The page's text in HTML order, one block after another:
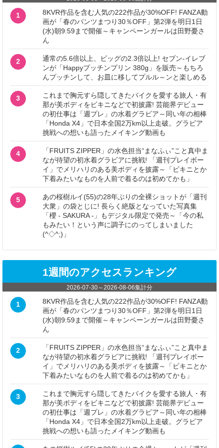
1
8KVR作品を含む人気の222作品が30%OFF! FANZA動
画が「春のパンツまつり30％OFF」第2弾を明日1日
(水)朝9:59まで開催～キャンペーンガールは田野憂さ
ん
2
通常の5.6倍以上、ビッグの2.3倍以上! セブン‐イレブ
ンが「Happyプッチンプリン 380g」を販売～もちろ
んプッチンして、お皿に移してプルル～ンと楽しめる
3
これまで胸元すら隠してきたバイクを愛する旅人・有
那が美ボディをビキニなどで初披露! 芸能界デビュー
の初仕事は「週プレ」の水着グラビア～同い年の相棒
「Honda X4」で日本全国2万km以上走破。グラビア
挑戦への想いも語ったメイキング動画も
4
「FRUITS ZIPPER」の水色担当“まなふぃ”こと真中ま
なが待望の初水着グラビアに挑戦! 「週刊プレイボー
イ」でメリハリのある美ボディを披露～「ビキニとか
下着みたいなものを人前で着るのは初めてかも」
5
あの桜樹ルイ(55)の28年ぶりの全裸ショットが「週刊
大衆」の袋とじに! 長らく絶版となっていた写真集
「櫻 - SAKURA -」もデジタル限定で発売～「今の私
もみたい！という声に調子にのってしまいました
(^◇^;)」
1週間のアクセスランキング
2026-07-30～ 2026-08-06集計分
1
8KVR作品を含む人気の222作品が30%OFF! FANZA動
画が「春のパンツまつり30％OFF」第2弾を明日1日
(水)朝9:59まで開催～キャンペーンガールは田野憂さ
ん
2
「FRUITS ZIPPER」の水色担当“まなふぃ”こと真中ま
なが待望の初水着グラビアに挑戦! 「週刊プレイボー
イ」でメリハリのある美ボディを披露～「ビキニとか
下着みたいなものを人前で着るのは初めてかも」
3
これまで胸元すら隠してきたバイクを愛する旅人・有
那が美ボディをビキニなどで初披露! 芸能界デビュー
の初仕事は「週プレ」の水着グラビア～同い年の相棒
「Honda X4」で日本全国2万km以上走破。グラビア
挑戦への想いも語ったメイキング動画も